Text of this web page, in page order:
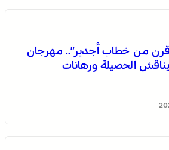
قرن من خطاب أجدير”.. مهرجان
يناقش الحصيلة ورهانات
والمصير (الكثيري)